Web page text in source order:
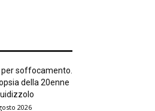
per soffocamento.
della 20enne
2026